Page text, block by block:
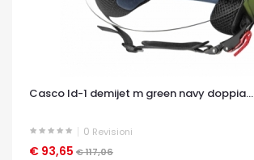
Casco ld-1 demijet m green navy doppia...
0 Revisioni
€ 93,65 € 117,06
OCCHIATA VELOCE